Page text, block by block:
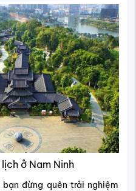
ở Nam Ninh
đừng quên trải nghiệm